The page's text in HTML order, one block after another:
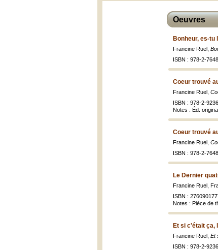
Oeuvres
Bonheur, es-tu
Francine Ruel,
ISBN : 978-2-
Coeur trouvé
Francine Ruel,
ISBN : 978-2-
Notes : Éd.
Coeur trouvé
Francine Ruel,
ISBN : 978-2-
Le Dernier
Francine Ruel,
ISBN :
Notes : Pièce de
Et si c'était ça,
Francine Ruel, Et
ISBN : 978-2-